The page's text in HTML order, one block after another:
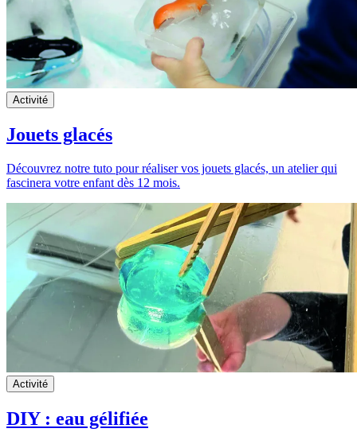
Activité
Jouets glacés
Découvrez notre tuto pour réaliser vos jouets glacés, un atelier qui
fascinera votre enfant dès 12 mois.
Activité
DIY : eau gélifiée